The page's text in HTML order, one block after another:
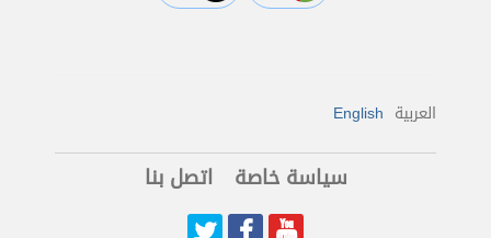
العربية English
سياسة خاصة اتصل بنا